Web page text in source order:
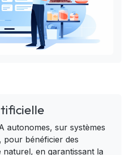
autonomes, sur systèmes
pour bénéficier des
naturel, en garantissant la